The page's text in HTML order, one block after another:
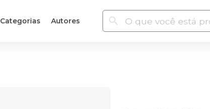
Categorias Autores